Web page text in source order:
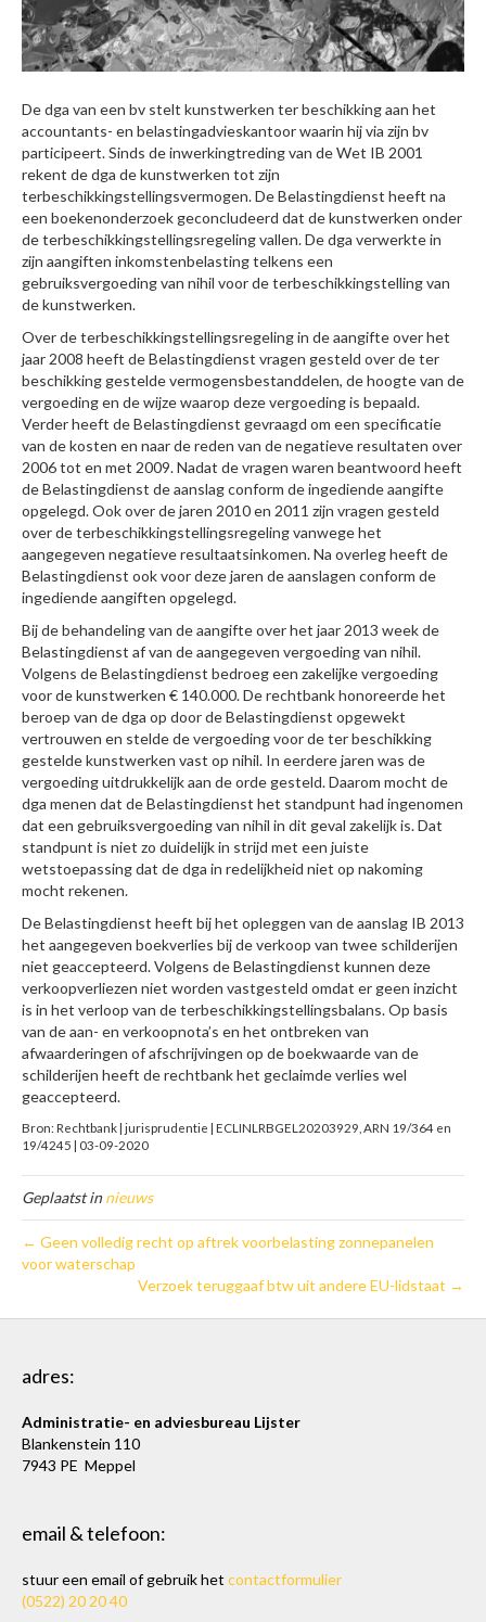
De dga van een bv stelt kunstwerken ter beschikking aan het
accountants- en belastingadvieskantoor waarin hij via zijn bv
participeert. Sinds de inwerkingtreding van de Wet IB 2001
rekent de dga de kunstwerken tot zijn
terbeschikkingstellingsvermogen. De Belastingdienst heeft na
een boekenonderzoek geconcludeerd dat de kunstwerken onder
de terbeschikkingstellingsregeling vallen. De dga verwerkte in
zijn aangiften inkomstenbelasting telkens een
gebruiksvergoeding van nihil voor de terbeschikkingstelling van
de kunstwerken.
Over de terbeschikkingstellingsregeling in de aangifte over het
jaar 2008 heeft de Belastingdienst vragen gesteld over de ter
beschikking gestelde vermogensbestanddelen, de hoogte van de
vergoeding en de wijze waarop deze vergoeding is bepaald.
Verder heeft de Belastingdienst gevraagd om een specificatie
van de kosten en naar de reden van de negatieve resultaten over
2006 tot en met 2009. Nadat de vragen waren beantwoord heeft
de Belastingdienst de aanslag conform de ingediende aangifte
opgelegd. Ook over de jaren 2010 en 2011 zijn vragen gesteld
over de terbeschikkingstellingsregeling vanwege het
aangegeven negatieve resultaatsinkomen. Na overleg heeft de
Belastingdienst ook voor deze jaren de aanslagen conform de
ingediende aangiften opgelegd.
Bij de behandeling van de aangifte over het jaar 2013 week de
Belastingdienst af van de aangegeven vergoeding van nihil.
Volgens de Belastingdienst bedroeg een zakelijke vergoeding
voor de kunstwerken € 140.000. De rechtbank honoreerde het
beroep van de dga op door de Belastingdienst opgewekt
vertrouwen en stelde de vergoeding voor de ter beschikking
gestelde kunstwerken vast op nihil. In eerdere jaren was de
vergoeding uitdrukkelijk aan de orde gesteld. Daarom mocht de
dga menen dat de Belastingdienst het standpunt had ingenomen
dat een gebruiksvergoeding van nihil in dit geval zakelijk is. Dat
standpunt is niet zo duidelijk in strijd met een juiste
wetstoepassing dat de dga in redelijkheid niet op nakoming
mocht rekenen.
De Belastingdienst heeft bij het opleggen van de aanslag IB 2013
het aangegeven boekverlies bij de verkoop van twee schilderijen
niet geaccepteerd. Volgens de Belastingdienst kunnen deze
verkoopverliezen niet worden vastgesteld omdat er geen inzicht
is in het verloop van de terbeschikkingstellingsbalans. Op basis
van de aan- en verkoopnota’s en het ontbreken van
afwaarderingen of afschrijvingen op de boekwaarde van de
schilderijen heeft de rechtbank het geclaimde verlies wel
geaccepteerd.
Bron: Rechtbank | jurisprudentie | ECLINLRBGEL20203929, ARN 19/364 en
19/4245 | 03-09-2020
Geplaatst innieuws
← Geen volledig recht op aftrek voorbelasting zonnepanelen
voor waterschap
Verzoek teruggaaf btw uit andere EU-lidstaat →
adres:
Administratie- en adviesbureau Lijster
Blankenstein 110
7943 PE Meppel
email & telefoon:
stuur een email of gebruik het contactformulier
(0522) 20 20 40